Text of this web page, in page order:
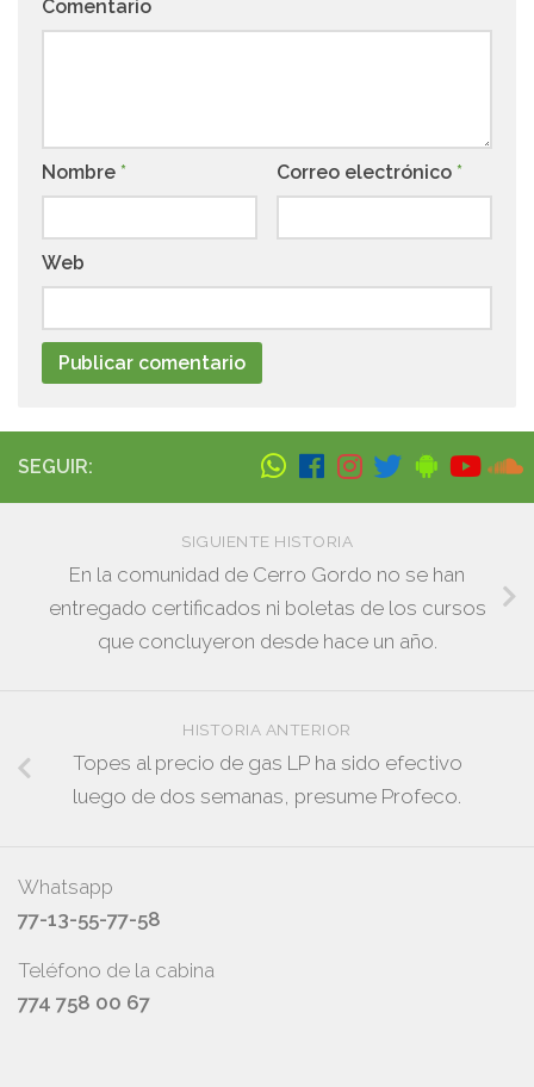
Comentario
Nombre * Correo electrónico *
Web
SEGUIR:
SIGUIENTE HISTORIA
En la comunidad de Cerro Gordo no se han
entregado certificados ni boletas de los cursos
que concluyeron desde hace un año.
HISTORIA ANTERIOR
Topes al precio de gas LP ha sido efectivo
luego de dos semanas, presume Profeco.
Whatsapp
77-13-55-77-58
Teléfono de la cabina
774 758 00 67